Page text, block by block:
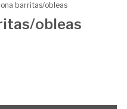
barritas/obleas
obleas